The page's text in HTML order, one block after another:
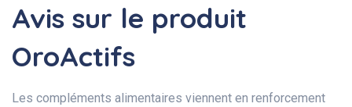
Avis sur le produit
OroActifs
Les compléments alimentaires viennent en renforcement